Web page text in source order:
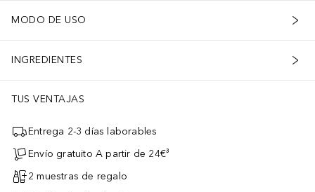
MODO DE USO
INGREDIENTES
TUS VENTAJAS
Entrega 2-3 días laborables
Envío gratuito A partir de 24€³
2 muestras de regalo